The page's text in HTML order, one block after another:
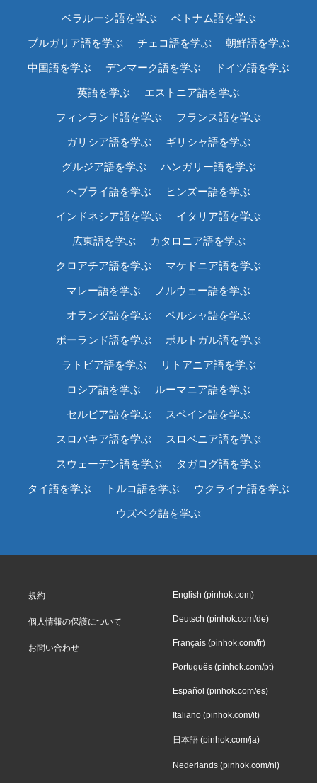
ベラルーシ語を学ぶ ベトナム語を学ぶ
ブルガリア語を学ぶ チェコ語を学ぶ 朝鮮語を学ぶ
中国語を学ぶ デンマーク語を学ぶ ドイツ語を学ぶ
英語を学ぶ エストニア語を学ぶ
フィンランド語を学ぶ フランス語を学ぶ
ガリシア語を学ぶ ギリシャ語を学ぶ
グルジア語を学ぶ ハンガリー語を学ぶ
ヘブライ語を学ぶ ヒンズー語を学ぶ
インドネシア語を学ぶ イタリア語を学ぶ
広東語を学ぶ カタロニア語を学ぶ
クロアチア語を学ぶ マケドニア語を学ぶ
マレー語を学ぶ ノルウェー語を学ぶ
オランダ語を学ぶ ペルシャ語を学ぶ
ポーランド語を学ぶ ポルトガル語を学ぶ
ラトビア語を学ぶ リトアニア語を学ぶ
ロシア語を学ぶ ルーマニア語を学ぶ
セルビア語を学ぶ スペイン語を学ぶ
スロバキア語を学ぶ スロベニア語を学ぶ
スウェーデン語を学ぶ タガログ語を学ぶ
タイ語を学ぶ トルコ語を学ぶ ウクライナ語を学ぶ
ウズベク語を学ぶ
規約
個人情報の保護について
お問い合わせ
English (pinhok.com)
Deutsch (pinhok.com/de)
Français (pinhok.com/fr)
Português (pinhok.com/pt)
Español (pinhok.com/es)
Italiano (pinhok.com/it)
日本語 (pinhok.com/ja)
Nederlands (pinhok.com/nl)